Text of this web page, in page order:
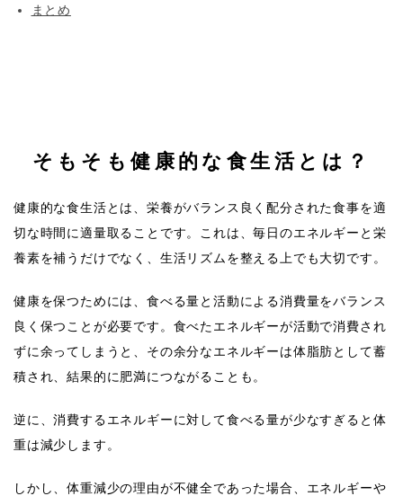
まとめ
そもそも健康的な食生活とは？
健康的な食生活とは、栄養がバランス良く配分された食事を適
切な時間に適量取ることです。これは、毎日のエネルギーと栄
養素を補うだけでなく、生活リズムを整える上でも大切です。
健康を保つためには、食べる量と活動による消費量をバランス
良く保つことが必要です。食べたエネルギーが活動で消費され
ずに余ってしまうと、その余分なエネルギーは体脂肪として蓄
積され、結果的に肥満につながることも。
逆に、消費するエネルギーに対して食べる量が少なすぎると体
重は減少します。
しかし、体重減少の理由が不健全であった場合、エネルギーや